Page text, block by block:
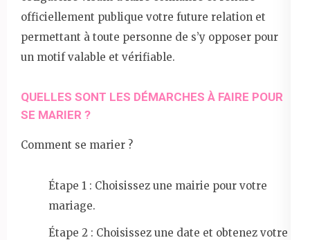
officiellement publique votre future relation et
permettant à toute personne de s’y opposer pour
un motif valable et vérifiable.
QUELLES SONT LES DÉMARCHES À FAIRE POUR
SE MARIER ?
Comment se marier ?
Étape 1 : Choisissez une mairie pour votre
mariage.
Étape 2 : Choisissez une date et obtenez votre